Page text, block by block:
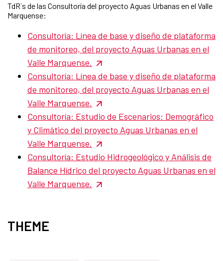
TdR´s de las Consultoría del proyecto Aguas Urbanas en el Valle
Marquense:
Consultoría: Línea de base y diseño de plataforma
de monitoreo, del proyecto Aguas Urbanas en el
Valle Marquense.
Consultoría: Línea de base y diseño de plataforma
de monitoreo, del proyecto Aguas Urbanas en el
Valle Marquense.
Consultoría: Estudio de Escenarios: Demográfico
y Climático del proyecto Aguas Urbanas en el
Valle Marquense.
Consultoría: Estudio Hidrogeológico y Análisis de
Balance Hídrico del proyecto Aguas Urbanas en el
Valle Marquense.
THEME